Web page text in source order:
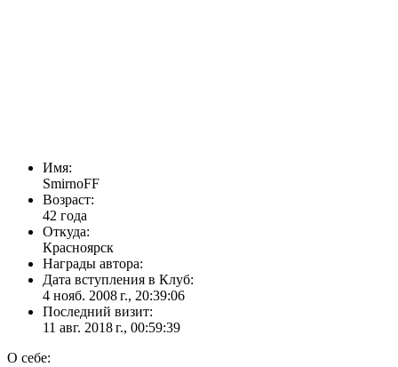
Имя:
SmirnoFF
Возраст:
42 года
Откуда:
Красноярск
Награды автора:
Дата вступления в Клуб:
4 нояб. 2008 г., 20:39:06
Последний визит:
11 авг. 2018 г., 00:59:39
О себе: